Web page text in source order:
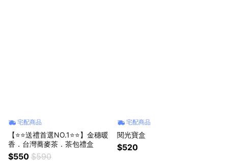
宅配商品
【⭐️⭐送禮首選NO.1⭐️⭐️】金穗暖
香．台灣蕎麥茶．茶包禮盒
$550 $590
宅配商品
閱光寶盒
$520